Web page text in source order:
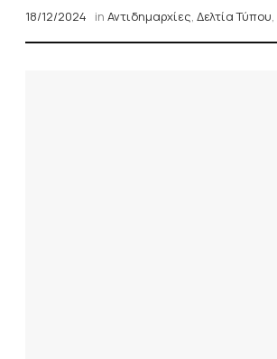
18/12/2024 in Αντιδημαρχίες, Δελτία Τύπου,